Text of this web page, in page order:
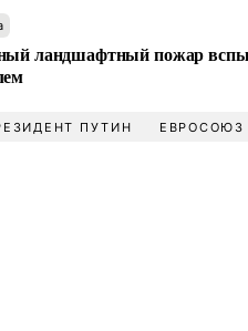
ландшафтный пожар
ПУТИН ЕВРОСОЮЗ